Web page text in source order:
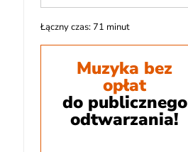
Łączny czas: 71 minut
Muzyka bez
opłat
do publicznego
odtwarzania!